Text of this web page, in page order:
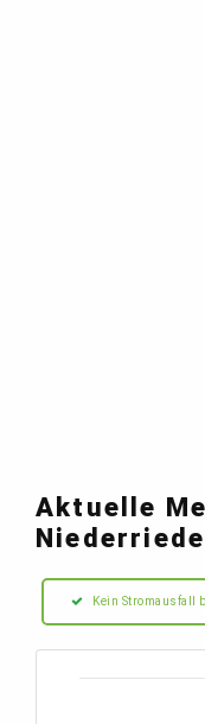
Aktuelle
Kein Stromausfall